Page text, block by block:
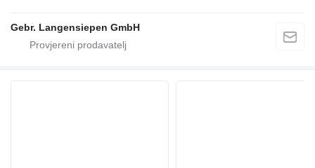
Gebr. Langensiepen GmbH